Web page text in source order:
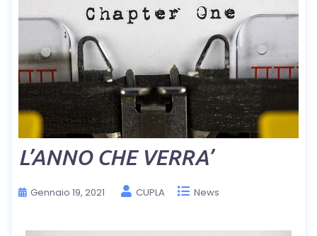
L’ANNO CHE VERRA’
Gennaio 19, 2021 CUPLA News